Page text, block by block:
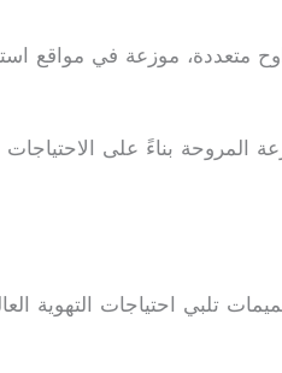
متعددة، موزعة في مواقع
بناءً على الاحتياجات
تلبي احتياجات التهوية